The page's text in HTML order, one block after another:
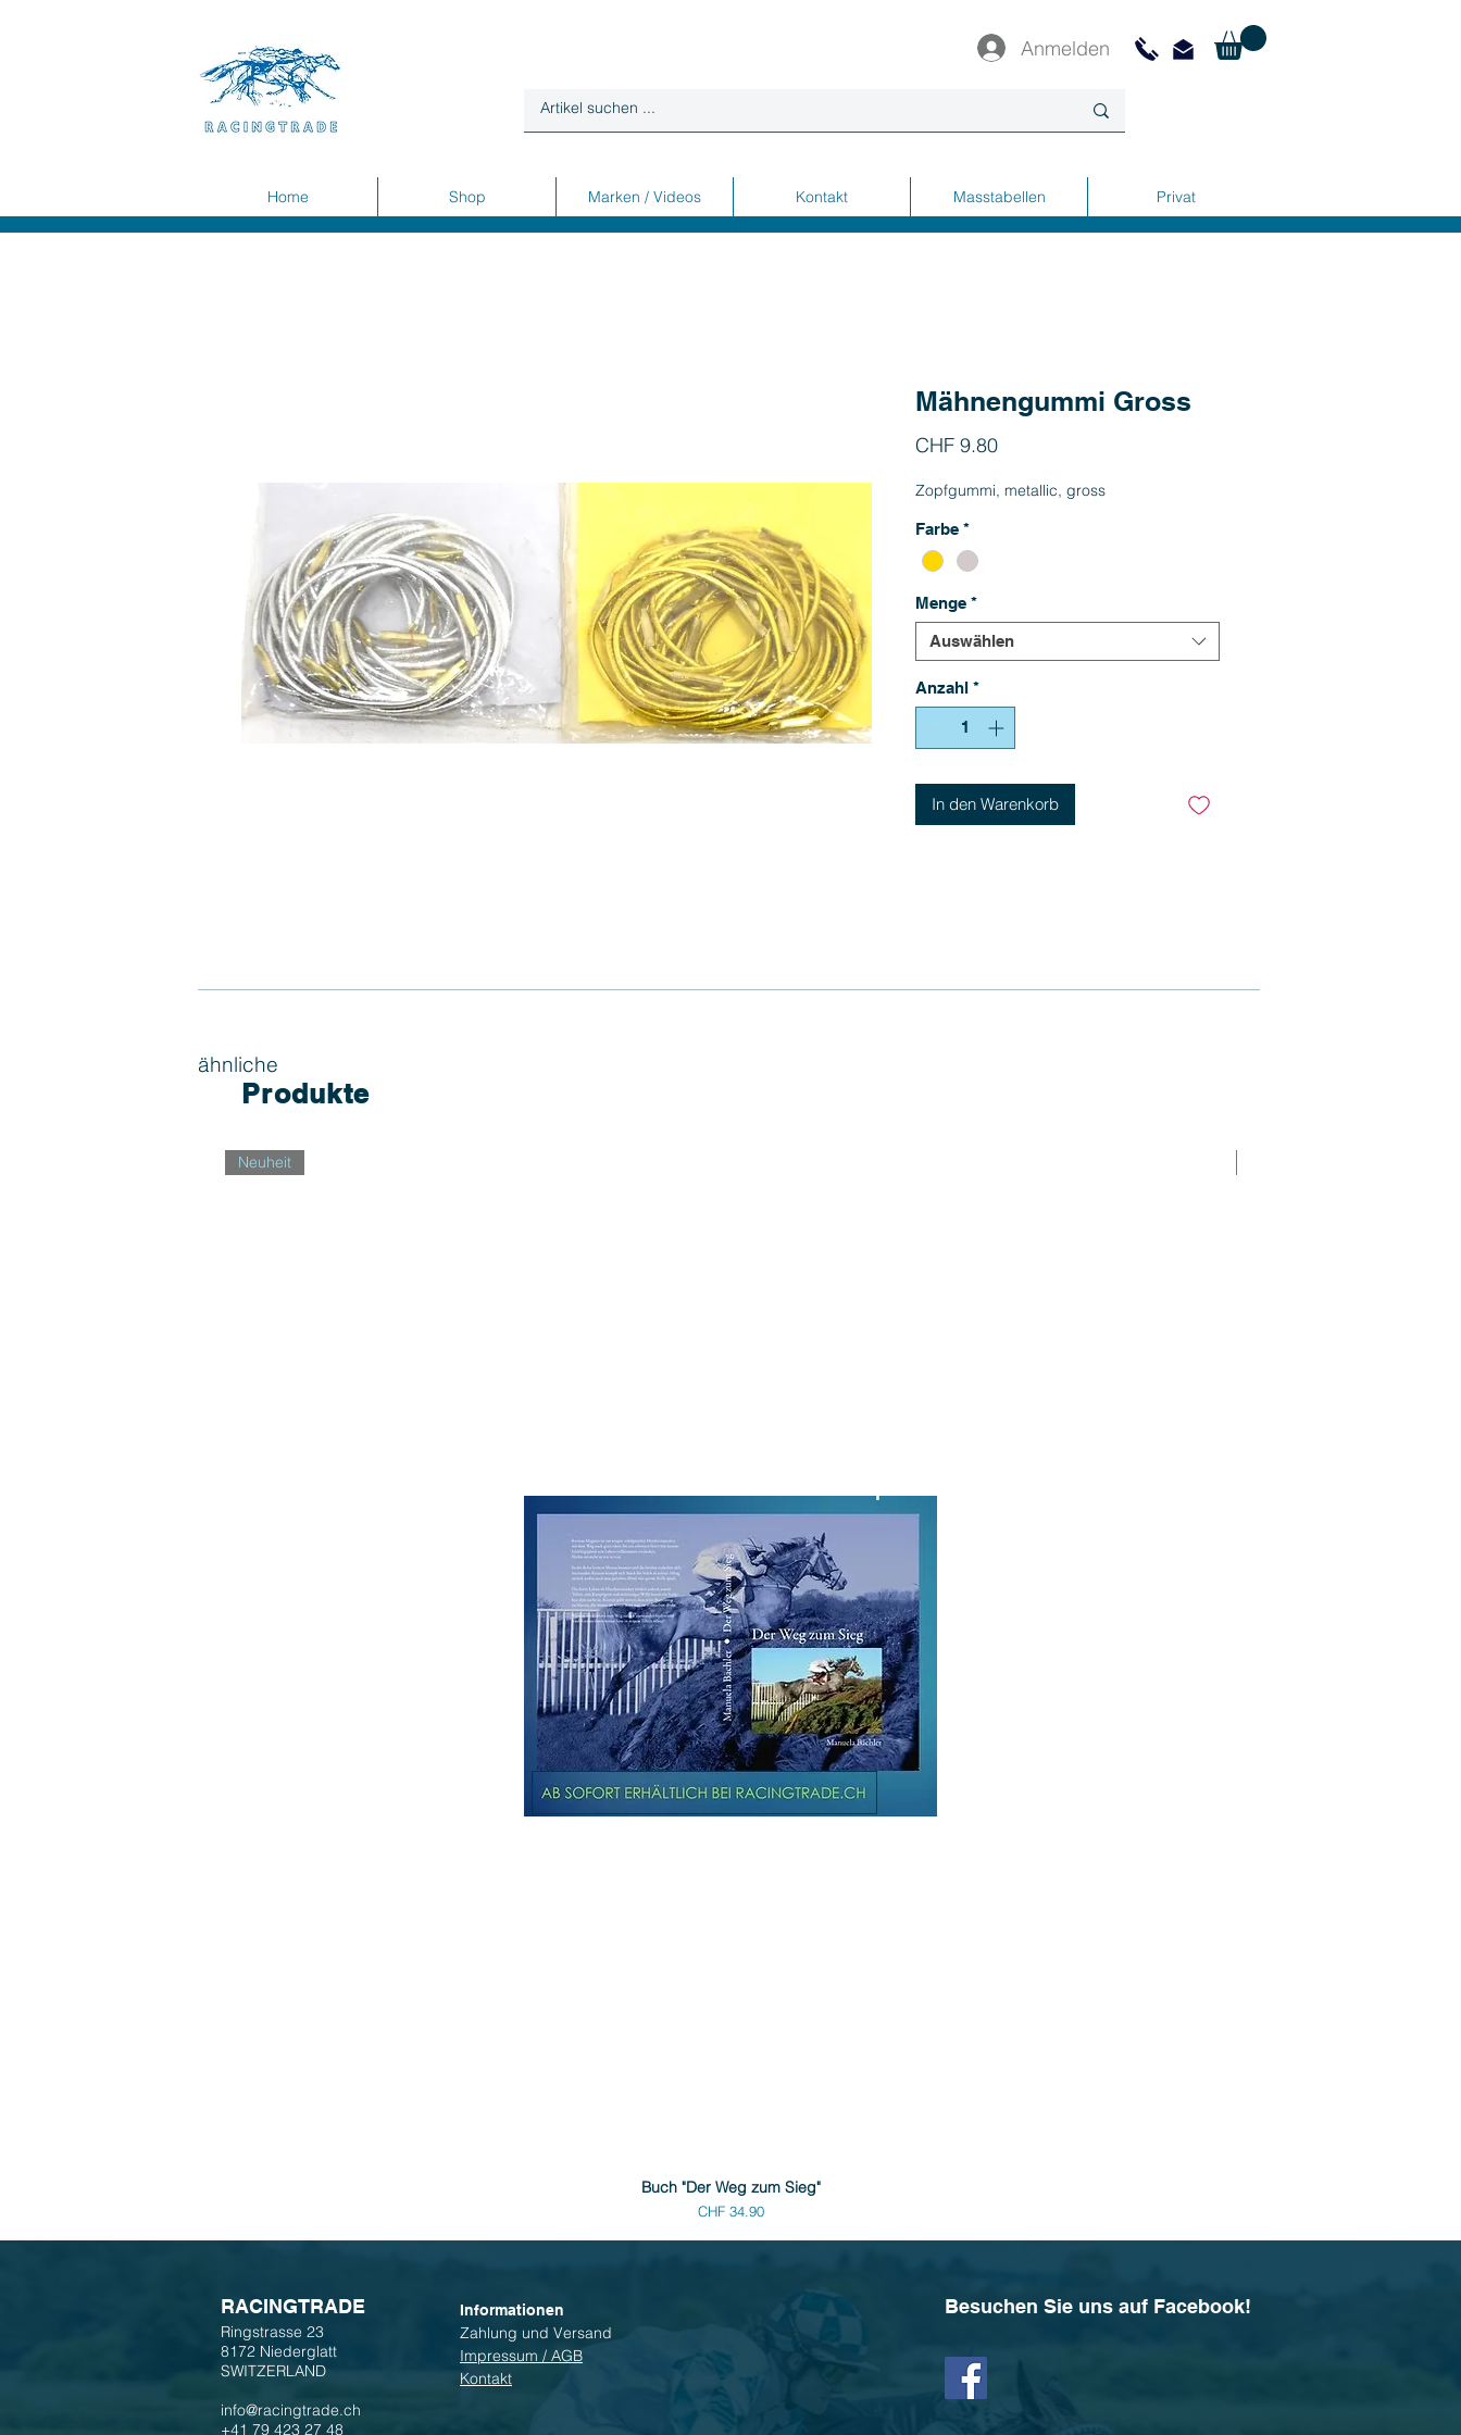
Anmelden
Home Shop Marken / Videos Kontakt Masstabellen Privat
Mähnengummi Gross
CHF 9.80Preis
Zopfgummi, metallic, gross
Farbe *
Menge *
Auswählen
Anzahl *
In den Warenkorb
ähnliche
Produkte
Neuheit
Buch "Der Weg zum Sieg"
Preis
CHF 34.90
Informationen
Zahlung und Versand
Impressum / AGB
Kontakt
RACINGTRADE
Ringstrasse 23
8172 Niederglatt
SWITZERLAND
info@racingtrade.ch
+41 79 423 27 48
Besuchen Sie uns auf Facebook!